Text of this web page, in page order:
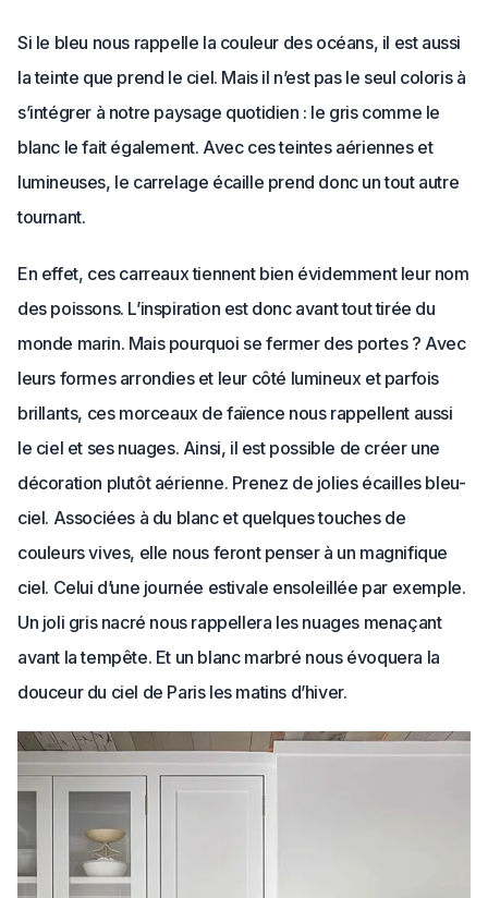
Si le bleu nous rappelle la couleur des océans, il est aussi
la teinte que prend le ciel. Mais il n’est pas le seul coloris à
s’intégrer à notre paysage quotidien : le gris comme le
blanc le fait également. Avec ces teintes aériennes et
lumineuses, le carrelage écaille prend donc un tout autre
tournant.
En effet, ces carreaux tiennent bien évidemment leur nom
des poissons. L’inspiration est donc avant tout tirée du
monde marin. Mais pourquoi se fermer des portes ? Avec
leurs formes arrondies et leur côté lumineux et parfois
brillants, ces morceaux de faïence nous rappellent aussi
le ciel et ses nuages. Ainsi, il est possible de créer une
décoration plutôt aérienne. Prenez de jolies écailles bleu-
ciel. Associées à du blanc et quelques touches de
couleurs vives, elle nous feront penser à un magnifique
ciel. Celui d’une journée estivale ensoleillée par exemple.
Un joli gris nacré nous rappellera les nuages menaçant
avant la tempête. Et un blanc marbré nous évoquera la
douceur du ciel de Paris les matins d’hiver.